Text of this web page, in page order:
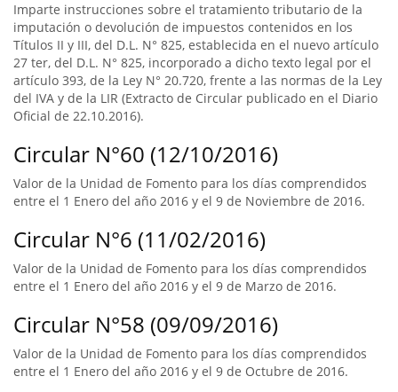
Imparte instrucciones sobre el tratamiento tributario de la
imputación o devolución de impuestos contenidos en los
Títulos II y III, del D.L. N° 825, establecida en el nuevo artículo
27 ter, del D.L. N° 825, incorporado a dicho texto legal por el
artículo 393, de la Ley N° 20.720, frente a las normas de la Ley
del IVA y de la LIR (Extracto de Circular publicado en el Diario
Oficial de 22.10.2016).
Circular N°60 (12/10/2016)
Valor de la Unidad de Fomento para los días comprendidos
entre el 1 Enero del año 2016 y el 9 de Noviembre de 2016.
Circular N°6 (11/02/2016)
Valor de la Unidad de Fomento para los días comprendidos
entre el 1 Enero del año 2016 y el 9 de Marzo de 2016.
Circular N°58 (09/09/2016)
Valor de la Unidad de Fomento para los días comprendidos
entre el 1 Enero del año 2016 y el 9 de Octubre de 2016.